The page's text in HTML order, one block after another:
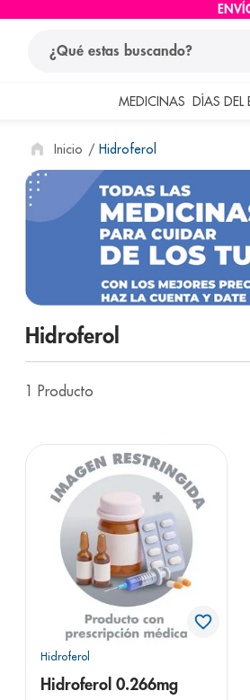
MEDICINAS DÍAS DEL
Hidroferol
Hidroferol
1 Producto
Hidroferol
Hidroferol 0.266mg
términos más buscados
1. protector solar
pañales
3 eucerin
cerave
nivea
7. bioderma